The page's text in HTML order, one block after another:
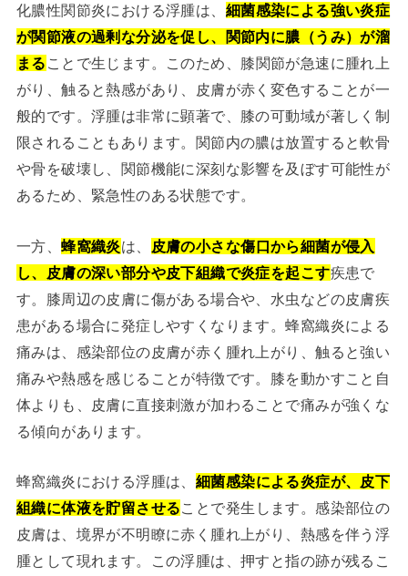
化膿性関節炎における浮腫は、 細菌感染による強い炎症
が関節液の過剰な分泌を促し、関節内に膿（うみ）が溜
まる ことで生じます。このため、膝関節が急速に腫れ上
がり、触ると熱感があり、皮膚が赤く変色することが一
般的です。浮腫は非常に顕著で、膝の可動域が著しく制
限されることもあります。関節内の膿は放置すると軟骨
や骨を破壊し、関節機能に深刻な影響を及ぼす可能性が
あるため、緊急性のある状態です。
一方、蜂窩織炎は、
皮膚の小さな傷口から細菌が侵入
し、皮膚の深い部分や皮下組織で炎症を起こす疾患で
す。膝周辺の皮膚に傷がある場合や、水虫などの皮膚疾
患がある場合に発症しやすくなります。蜂窩織炎による
痛みは、感染部位の皮膚が赤く腫れ上がり、触ると強い
痛みや熱感を感じることが特徴です。膝を動かすこと自
体よりも、皮膚に直接刺激が加わることで痛みが強くな
る傾向があります。
蜂窩織炎における浮腫は、 細菌感染による炎症が、皮下
組織に体液を貯留させることで発生します。感染部位の
皮膚は、境界が不明瞭に赤く腫れ上がり、熱感を伴う浮
腫として現れます。この浮腫は、押すと指の跡が残るこ